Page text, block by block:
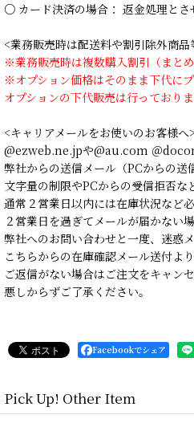
○ カード決済の場合： 返金処理とさ
<業務販売時は配送料や割引除外商
※業務販売時は複数購入割引（まと
※オプション価格はそのまま下代にプ
オプションの下代販売は行っており
<キャリアメールをお使いのお客様へ>
@ezweb.ne.jpや@au.com ＠
弊社からの送信メール（PCからの送
文字量の制限やPCからの受信拒否な
通常２営業日以内には在庫状況など
２営業日を過ぎてメールが届かない
弊社へのお問い合わせと一度、迷惑
こちらからの在庫確認メール送付よ
ご返信がない場合はご注文をキャン
悪しからずご了承ください。
Facebookでシェア
Pick Up! Other Item